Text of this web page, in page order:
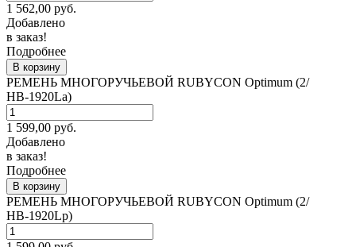
1 562,00 руб.
Добавлено
в заказ!
Подробнее
В корзину
РЕМЕНЬ МНОГОРУЧЬЕВОЙ RUBYCON Optimum (2/
НВ-1920La)
1 599,00 руб.
Добавлено
в заказ!
Подробнее
В корзину
РЕМЕНЬ МНОГОРУЧЬЕВОЙ RUBYCON Optimum (2/
НВ-1920Lp)